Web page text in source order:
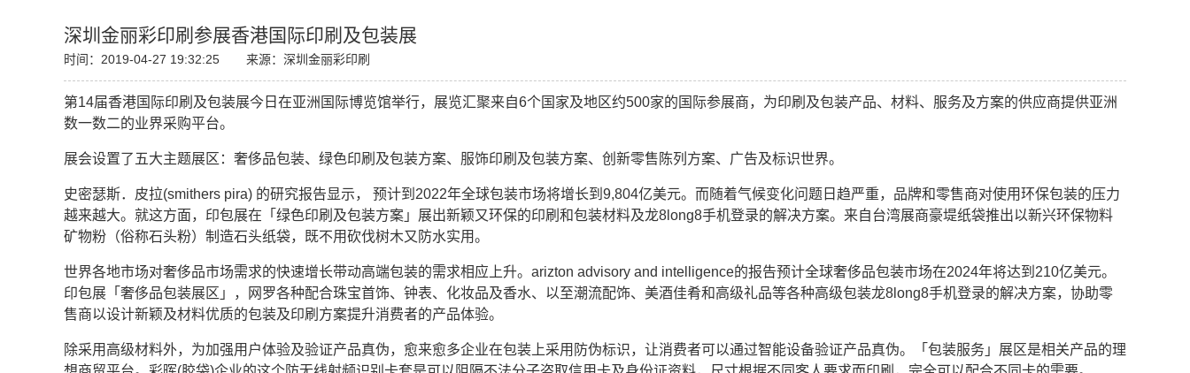
深圳金丽彩印刷参展香港国际印刷及包装展
时间：2019-04-27 19:32:25 来源：深圳金丽彩印刷
第14届香港国际印刷及包装展今日在亚洲国际博览馆举行，展览汇聚来自6个国家及地区约500家的国际参展商，为印刷及包装产品、材料、服务及方案的供应商提供亚洲
数一数二的业界采购平台。
展会设置了五大主题展区：奢侈品包装、绿色印刷及包装方案、服饰印刷及包装方案、创新零售陈列方案、广告及标识世界。
史密瑟斯．皮拉(smithers pira) 的研究报告显示， 预计到2022年全球包装市场将增长到9,804亿美元。而随着气候变化问题日趋严重，品牌和零售商对使用环保包装的压力
越来越大。就这方面，印包展在「绿色印刷及包装方案」展出新颖又环保的印刷和包装材料及龙8long8手机登录的解决方案。来自台湾展商豪堤纸袋推出以新兴环保物料
矿物粉（俗称石头粉）制造石头纸袋，既不用砍伐树木又防水实用。
世界各地市场对奢侈品市场需求的快速增长带动高端包装的需求相应上升。arizton advisory and intelligence的报告预计全球奢侈品包装市场在2024年将达到210亿美元。
印包展「奢侈品包装展区」，网罗各种配合珠宝首饰、钟表、化妆品及香水、以至潮流配饰、美酒佳肴和高级礼品等各种高级包装龙8long8手机登录的解决方案，协助零
售商以设计新颖及材料优质的包装及印刷方案提升消费者的产品体验。
除采用高级材料外，为加强用户体验及验证产品真伪，愈来愈多企业在包装上采用防伪标识，让消费者可以通过智能设备验证产品真伪。「包装服务」展区是相关产品的理